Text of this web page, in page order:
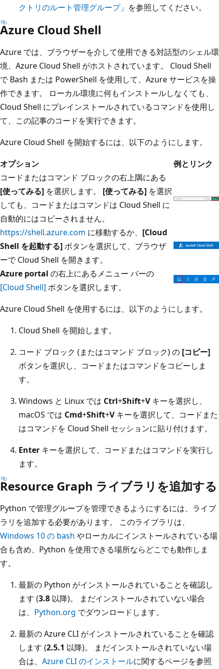
クトリのルート管理グループ」を参照してください。
Azure Cloud Shell
Azure では、ブラウザーを介して使用できる対話型のシェル環
境、Azure Cloud Shell がホストされています。 Cloud Shell
で Bash または PowerShell を使用して、Azure サービスを操
作できます。 ローカル環境に何もインストールしなくても、
Cloud Shell にプレインストールされているコマンドを使用し
て、この記事のコードを実行できます。
Azure Cloud Shell を開始するには、以下のようにします。
オプション
例とリンク
コードまたはコマンド ブロックの右上隅にある
[使ってみる] を選択します。 [使ってみる] を選択
しても、コードまたはコマンドは Cloud Shell に
自動的にはコピーされません。
https://shell.azure.com に移動するか、 [Cloud
Shell を起動する]ボタンを選択して、ブラウザ
ーで Cloud Shell を開きます。
Azure portal の右上にあるメニュー バーの
[Cloud Shell] ボタンを選択します。
Azure Cloud Shell を使用するには、以下のようにします。
Cloud Shell を開始します。
コード ブロック (またはコマンド ブロック) の [コピー]
ボタンを選択し、コードまたはコマンドをコピーしま
す。
Windows と Linux では Ctrl+Shift+Vキーを選択し、
macOS では Cmd+Shift+Vキーを選択して、コードまた
はコマンドを Cloud Shell セッションに貼り付けます。
Enter キーを選択して、コードまたはコマンドを実行し
ます。
Resource Graph ライブラリを追加する
Python で管理グループを管理できるようにするには、ライブ
ラリを追加する必要があります。 このライブラリは、
Windows 10 の bash やローカルにインストールされている場
合も含め、Python を使用できる場所ならどこでも動作しま
す。
最新の Python がインストールされていることを確認し
ます (3.8 以降)。 まだインストールされていない場合
は、 Python.org でダウンロードします。
最新の Azure CLI がインストールされていることを確認
します (2.5.1 以降)。 まだインストールされていない場
合は、 Azure CLI のインストールに関するページを参照